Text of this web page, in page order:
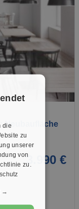
1 / 2
Neubaufläche
3.990 €
die
zu
unserer
von
zu.
→